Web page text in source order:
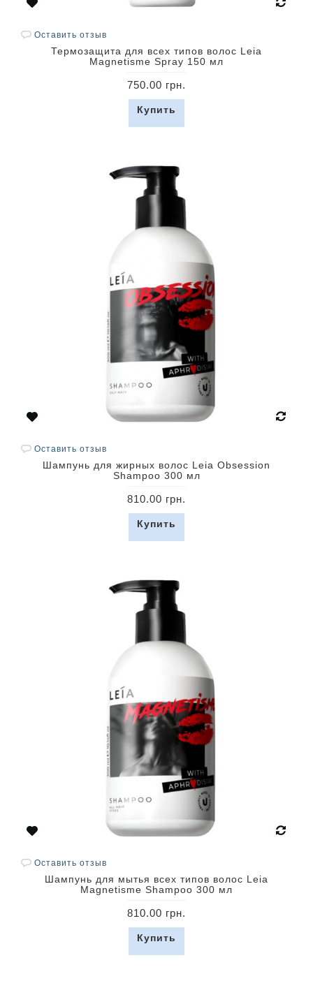
Оставить отзыв
Термозащита для всех типов волос Leia
Magnetisme Spray 150 мл
750.00 грн.
Купить
Оставить отзыв
Шампунь для жирных волос Leia Obsession
Shampoo 300 мл
810.00 грн.
Купить
Оставить отзыв
Шампунь для мытья всех типов волос Leia
Magnetisme Shampoo 300 мл
810.00 грн.
Купить